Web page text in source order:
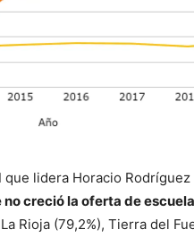
que lidera Horacio
creció la oferta de
Rioja (79,2%), Tierra del